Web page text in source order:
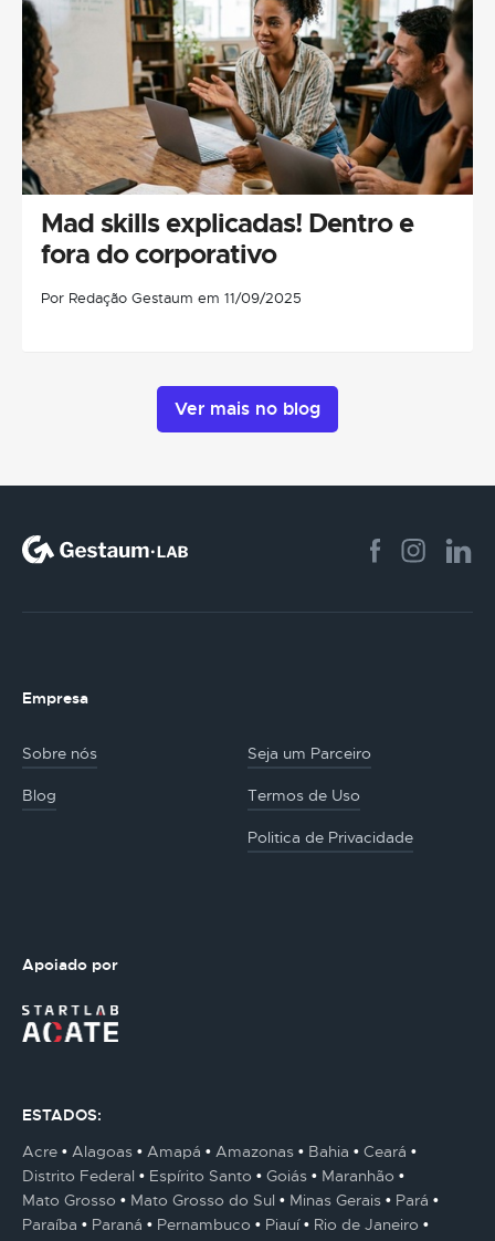
Mad skills explicadas! Dentro e
fora do corporativo
Por Redação Gestaum em 11/09/2025
Ver mais no blog
Empresa
Sobre nós Seja um Parceiro
Blog Termos de Uso
Politica de Privacidade
Apoiado por
ESTADOS:
Acre
Alagoas Amapá Amazonas Bahia
Ceará
Distrito Federal
Espírito Santo Goiás
Maranhão
Mato Grosso
Mato Grosso do Sul Minas Gerais
Pará
Paraíba
Paraná Pernambuco Piauí
Rio de Janeiro